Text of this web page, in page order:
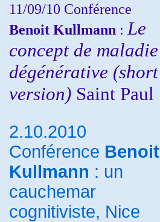
11/09/10 Conférence
Benoit Kullmann : Le
concept de maladie
dégénérative (short
version) Saint Paul
2.10.2010
Conférence Benoit
Kullmann : un
cauchemar
cognitiviste, Nice